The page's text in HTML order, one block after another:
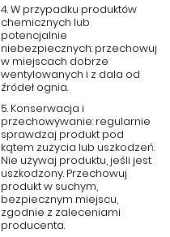
4. W przypadku produktów
chemicznych lub
potencjalnie
niebezpiecznych: przechowuj
w miejscach dobrze
wentylowanych i z dala od
źródeł ognia.
5. Konserwacja i
przechowywanie: regularnie
sprawdzaj produkt pod
kątem zużycia lub uszkodzeń.
Nie używaj produktu, jeśli jest
uszkodzony. Przechowuj
produkt w suchym,
bezpiecznym miejscu,
zgodnie z zaleceniami
producenta.